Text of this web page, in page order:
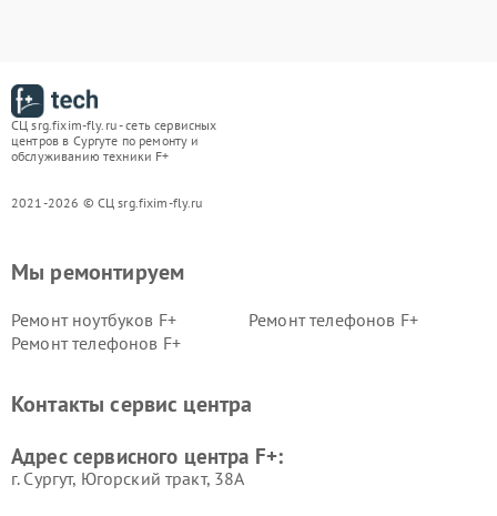
СЦ srg.fixim-fly.ru - сеть сервисных
центров в Сургуте по ремонту и
обслуживанию техники F+
2021-2026 © СЦ srg.fixim-fly.ru
Мы ремонтируем
Ремонт ноутбуков F+
Ремонт телефонов F+
Ремонт телефонов F+
Контакты сервис центра
Адрес сервисного центра F+:
г. Сургут, Югорский тракт, 38А